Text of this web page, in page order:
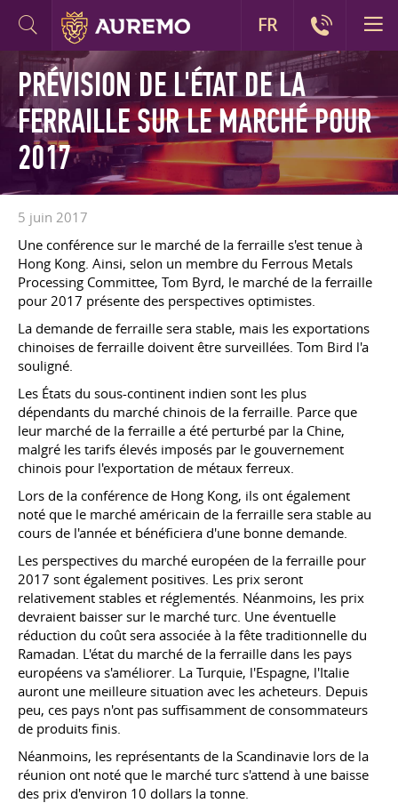
PRÉVISION DE L'ÉTAT DE LA
FERRAILLE SUR LE MARCHÉ POUR
2017
5 juin 2017
Une conférence sur le marché de la ferraille s'est tenue à
Hong Kong. Ainsi, selon un membre du Ferrous Metals
Processing Committee, Tom Byrd, le marché de la ferraille
pour 2017 présente des perspectives optimistes.
La demande de ferraille sera stable, mais les exportations
chinoises de ferraille doivent être surveillées. Tom Bird l'a
souligné.
Les États du sous-continent indien sont les plus
dépendants du marché chinois de la ferraille. Parce que
leur marché de la ferraille a été perturbé par la Chine,
malgré les tarifs élevés imposés par le gouvernement
chinois pour l'exportation de métaux ferreux.
Lors de la conférence de Hong Kong, ils ont également
noté que le marché américain de la ferraille sera stable au
cours de l'année et bénéficiera d'une bonne demande.
Les perspectives du marché européen de la ferraille pour
2017 sont également positives. Les prix seront
relativement stables et réglementés. Néanmoins, les prix
devraient baisser sur le marché turc. Une éventuelle
réduction du coût sera associée à la fête traditionnelle du
Ramadan. L'état du marché de la ferraille dans les pays
européens va s'améliorer. La Turquie, l'Espagne, l'Italie
auront une meilleure situation avec les acheteurs. Depuis
peu, ces pays n'ont pas suffisamment de consommateurs
de produits finis.
Néanmoins, les représentants de la Scandinavie lors de la
réunion ont noté que le marché turc s'attend à une baisse
des prix d'environ 10 dollars la tonne.
FR